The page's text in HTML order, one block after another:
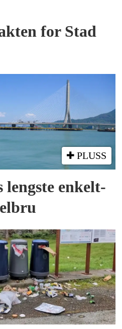
for Stad
PLUSS
lengste enkelt­